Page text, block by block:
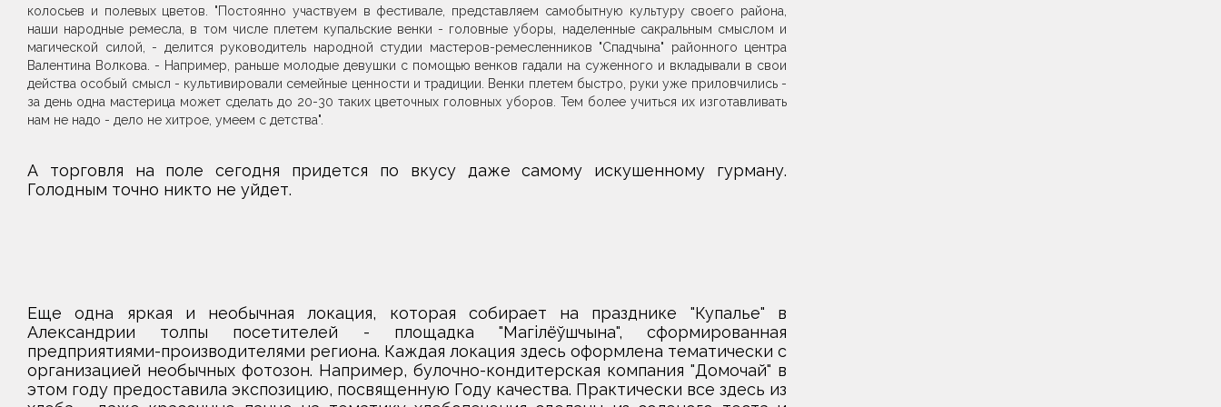
колосьев и полевых цветов. "Постоянно участвуем в фестивале, представляем самобытную культуру своего района,
наши народные ремесла, в том числе плетем купальские венки - головные уборы, наделенные сакральным смыслом и
магической силой, - делится руководитель народной студии мастеров-ремесленников "Спадчына" районного центра
Валентина Волкова. - Например, раньше молодые девушки с помощью венков гадали на суженного и вкладывали в свои
действа особый смысл - культивировали семейные ценности и традиции. Венки плетем быстро, руки уже приловчились -
за день одна мастерица может сделать до 20-30 таких цветочных головных уборов. Тем более учиться их изготавливать
нам не надо - дело не хитрое, умеем с детства".
А торговля на поле сегодня придется по вкусу даже самому искушенному гурману.
Голодным точно никто не уйдет.
Еще одна яркая и необычная локация, которая собирает на празднике "Купалье" в
Александрии толпы посетителей - площадка "Магiлёўшчына", сформированная
предприятиями-производителями региона. Каждая локация здесь оформлена тематически с
организацией необычных фотозон. Например, булочно-кондитерская компания "Домочай" в
этом году предоставила экспозицию, посвященную Году качества. Практически все здесь из